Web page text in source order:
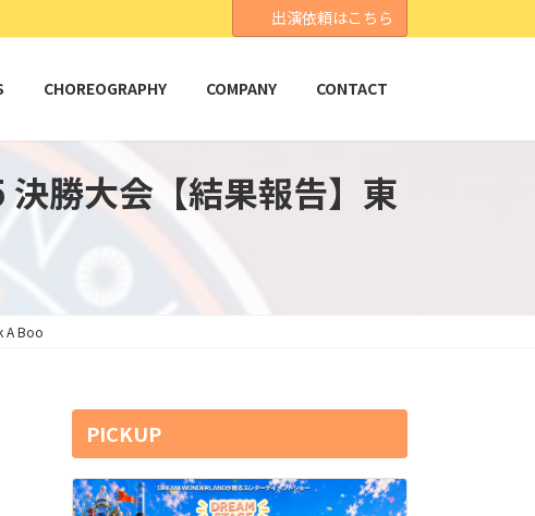
出演依頼はこちら
CHOREOGRAPHY COMPANY CONTACT
勝大会【結果報告】東
A Boo
PICKUP